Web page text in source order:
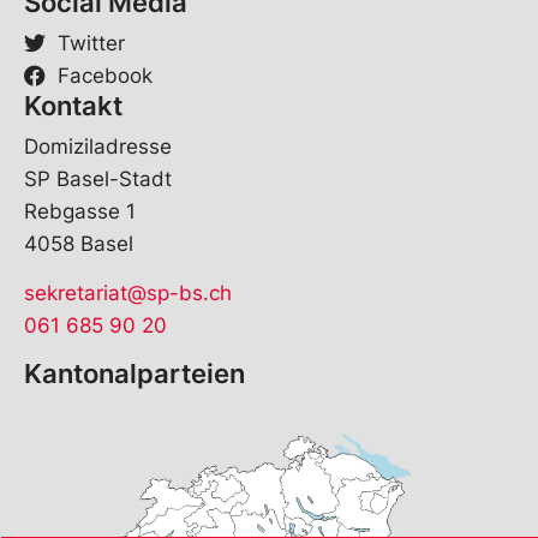
Twitter
Facebook
Kontakt
Domiziladresse
SP Basel-Stadt
Rebgasse 1
4058 Basel
sekretariat@sp-bs.ch
061 685 90 20
Kantonalparteien